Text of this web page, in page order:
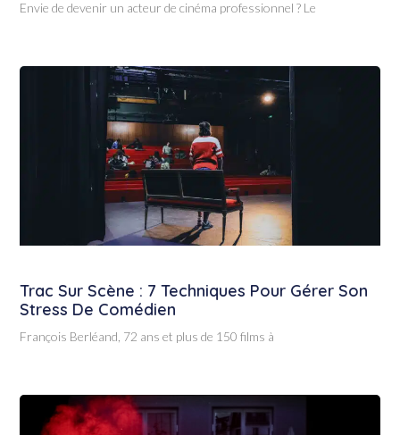
Envie de devenir un acteur de cinéma professionnel ? Le
Trac Sur Scène : 7 Techniques Pour Gérer Son
Stress De Comédien
François Berléand, 72 ans et plus de 150 films à